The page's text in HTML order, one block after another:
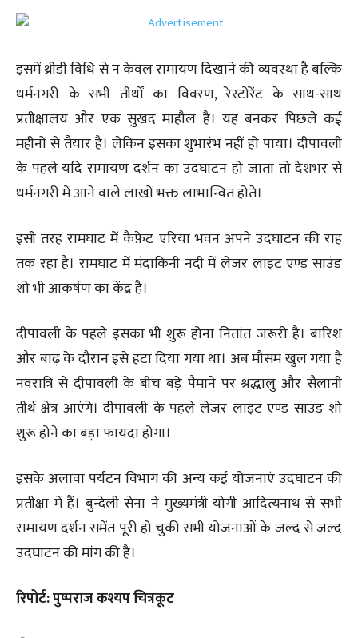
इसमें थ्रीडी विधि से न केवल रामायण दिखाने की व्यवस्था है बल्कि
धर्मनगरी के सभी तीर्थों का विवरण, रेस्टोरेंट के साथ-साथ
प्रतीक्षालय और एक सुखद माहौल है। यह बनकर पिछले कई
महीनों से तैयार है। लेकिन इसका शुभारंभ नहीं हो पाया। दीपावली
के पहले यदि रामायण दर्शन का उदघाटन हो जाता तो देशभर से
धर्मनगरी में आने वाले लाखों भक्त लाभान्वित होते।
इसी तरह रामघाट में कैफ़ेट एरिया भवन अपने उदघाटन की राह
तक रहा है। रामघाट में मंदाकिनी नदी में लेजर लाइट एण्ड साउंड
शो भी आकर्षण का केंद्र है।
दीपावली के पहले इसका भी शुरू होना नितांत जरूरी है। बारिश
और बाढ़ के दौरान इसे हटा दिया गया था। अब मौसम खुल गया है
नवरात्रि से दीपावली के बीच बड़े पैमाने पर श्रद्धालु और सैलानी
तीर्थ क्षेत्र आएंगे। दीपावली के पहले लेजर लाइट एण्ड साउंड शो
शुरू होने का बड़ा फायदा होगा।
इसके अलावा पर्यटन विभाग की अन्य कई योजनाएं उदघाटन की
प्रतीक्षा में हैं। बुन्देली सेना ने मुख्यमंत्री योगी आदित्यनाथ से सभी
रामायण दर्शन समेंत पूरी हो चुकी सभी योजनाओं के जल्द से जल्द
उदघाटन की मांग की है।
रिपोर्ट: पुष्पराज कश्यप चित्रकूट